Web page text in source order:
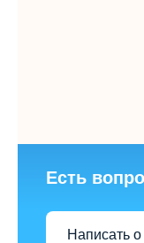
Есть
Написать